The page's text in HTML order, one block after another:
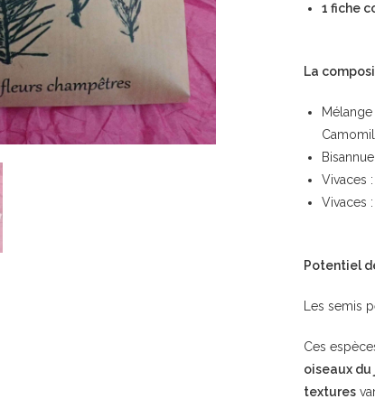
1 fiche
La
Vivaces
Vivaces
Potentiel
Les semis
Ces
oiseaux
textures